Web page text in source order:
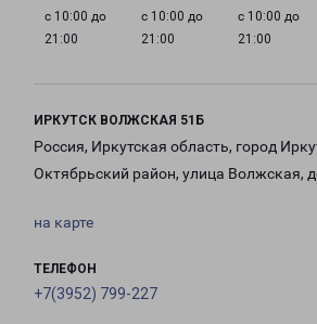
с 10:00 до
21:00
с 10:00 до
21:00
с 10:00 до
21:00
ИРКУТСК ВОЛЖСКАЯ 51Б
Россия, Иркутская область, город
Октябрьский район, улица Волжская,
на карте
ТЕЛЕФОН
+7(3952) 799-227